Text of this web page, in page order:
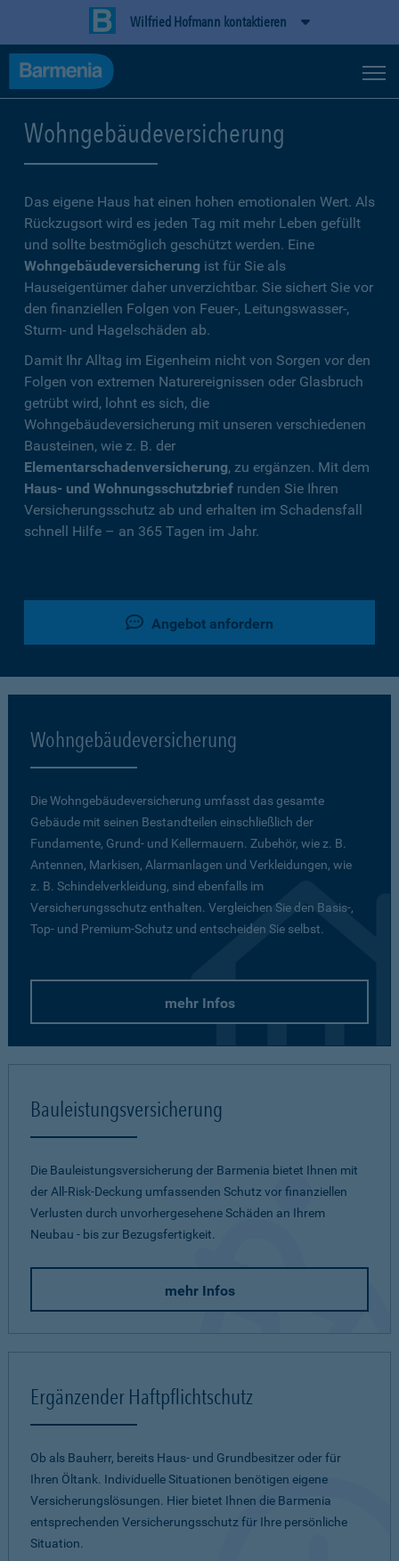
Wilfried Hofmann kontaktieren
Wohngebäudeversicherung
Das eigene Haus hat einen hohen emotionalen Wert. Als
Rückzugsort wird es jeden Tag mit mehr Leben gefüllt
und sollte bestmöglich geschützt werden. Eine
Wohngebäudeversicherung ist für Sie als
Hauseigentümer daher unverzichtbar. Sie sichert Sie vor
den finanziellen Folgen von Feuer-, Leitungswasser-,
Sturm- und Hagelschäden ab.
Damit Ihr Alltag im Eigenheim nicht von Sorgen vor den
Folgen von extremen Naturereignissen oder Glasbruch
getrübt wird, lohnt es sich, die
Wohngebäudeversicherung mit unseren verschiedenen
Bausteinen, wie z. B. der
Elementarschadenversicherung, zu ergänzen. Mit dem
Haus- und Wohnungsschutzbrief runden Sie Ihren
Versicherungsschutz ab und erhalten im Schadensfall
schnell Hilfe – an 365 Tagen im Jahr.
Angebot anfordern
Wohngebäudeversicherung
Die Wohngebäudeversicherung umfasst das gesamte
Gebäude mit seinen Bestandteilen einschließlich der
Fundamente, Grund- und Kellermauern. Zubehör, wie z. B.
Antennen, Markisen, Alarmanlagen und Verkleidungen, wie
z. B. Schindelverkleidung, sind ebenfalls im
Versicherungsschutz enthalten. Vergleichen Sie den Basis-,
Top- und Premium-Schutz und entscheiden Sie selbst.
mehr Infos
Bauleistungsversicherung
Die Bauleistungsversicherung der Barmenia bietet Ihnen mit
der All-Risk-Deckung umfassenden Schutz vor finanziellen
Verlusten durch unvorhergesehene Schäden an Ihrem
Neubau - bis zur Bezugsfertigkeit.
mehr Infos
Ergänzender Haftpflichtschutz
Ob als Bauherr, bereits Haus- und Grundbesitzer oder für
Ihren Öltank. Individuelle Situationen benötigen eigene
Versicherungslösungen. Hier bietet Ihnen die Barmenia
entsprechenden Versicherungsschutz für Ihre persönliche
Situation.